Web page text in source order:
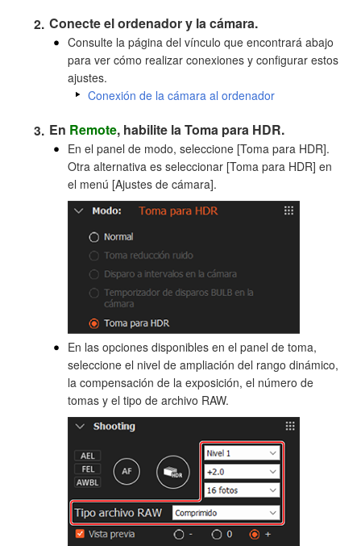
Conecte el ordenador y la cámara.
Consulte la página del vínculo que encontrará abajo
para ver cómo realizar conexiones y configurar estos
ajustes.
Conexión de la cámara al ordenador
En Remote, habilite la Toma para HDR.
En el panel de modo, seleccione [Toma para HDR].
Otra alternativa es seleccionar [Toma para HDR] en
el menú [Ajustes de cámara].
En las opciones disponibles en el panel de toma,
seleccione el nivel de ampliación del rango dinámico,
la compensación de la exposición, el número de
tomas y el tipo de archivo RAW.